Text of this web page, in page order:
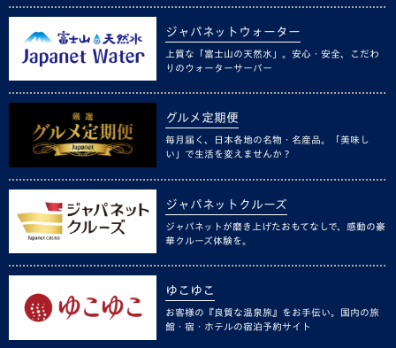
ジャパネットウォーター
上質な「富士山の天然水」。安心・安全、こだわ
りのウォーターサーバー
グルメ定期便
毎月届く、日本各地の名物・名産品。「美味し
い」で生活を変えませんか？
ジャパネットクルーズ
ジャパネットが磨き上げたおもてなしで、感動の豪
華クルーズ体験を。
ゆこゆこ
お客様の『良質な温泉旅』をお手伝い。国内の旅
館・宿・ホテルの宿泊予約サイト